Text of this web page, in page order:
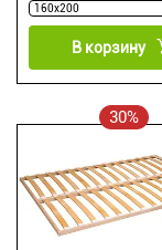
В корзину
30%